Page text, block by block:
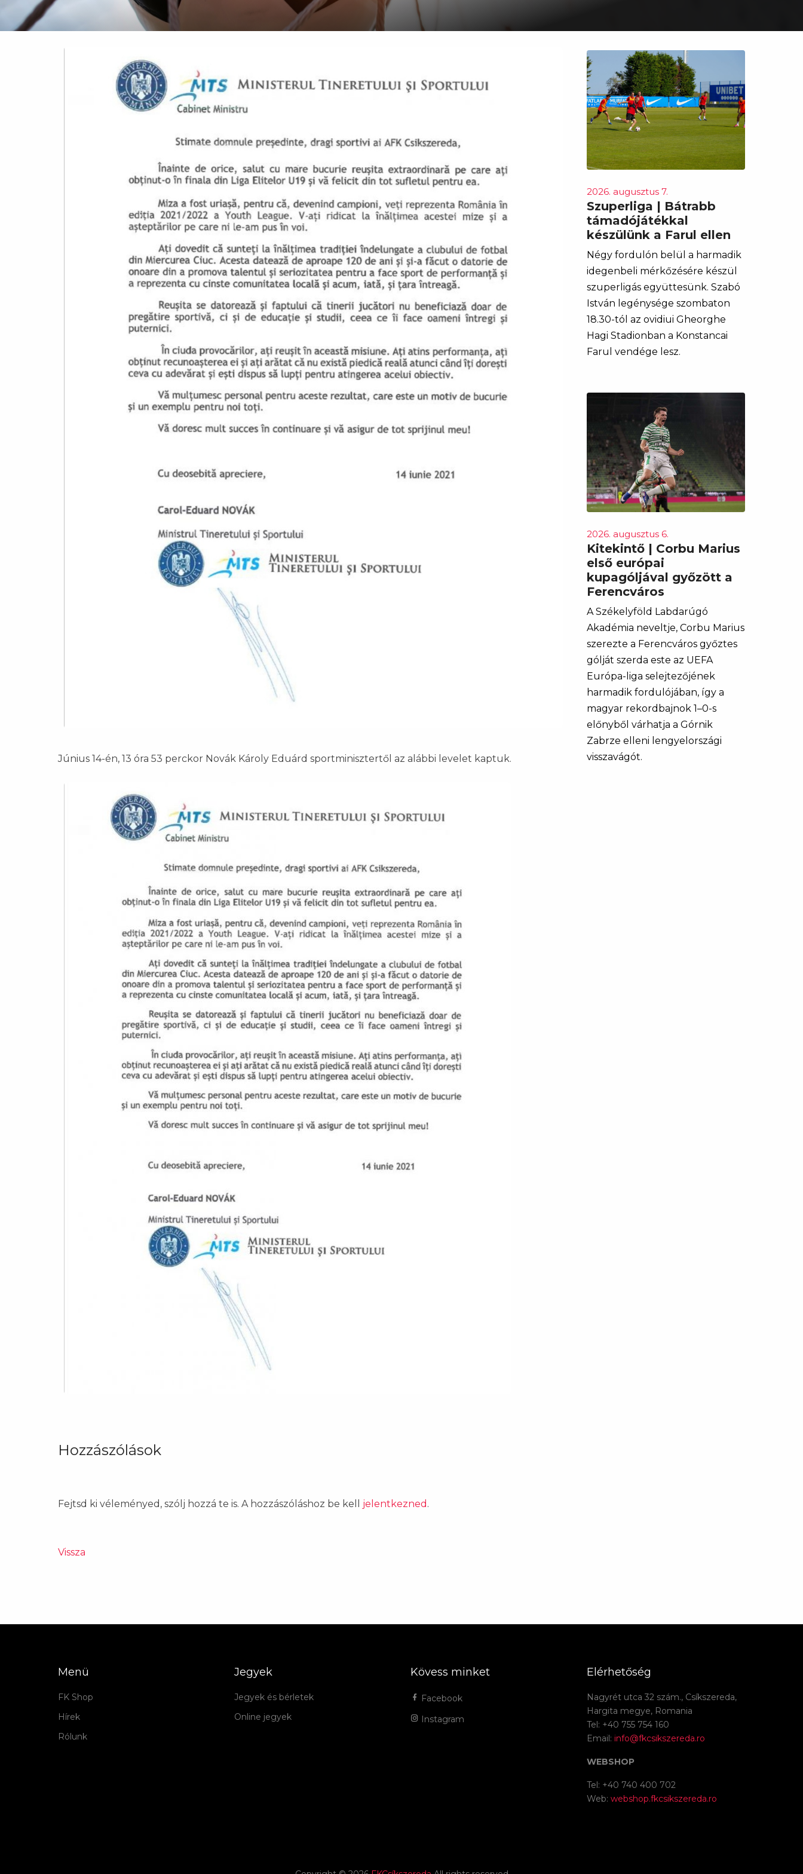
Június 14-én, 13 óra 53 perckor Novák Károly Eduárd sportminisztertől az alábbi levelet kaptuk.
2026. augusztus 7.
Szuperliga | Bátrabb
támadójátékkal
készülünk a Farul ellen
Négy fordulón belül a harmadik
idegenbeli mérkőzésére készül
szuperligás együttesünk. Szabó
István legénysége szombaton
18.30-tól az ovidiui Gheorghe
Hagi Stadionban a Konstancai
Farul vendége lesz.
2026. augusztus 6.
Kitekintő | Corbu Marius
első európai
kupagóljával győzött a
Ferencváros
A Székelyföld Labdarúgó
Akadémia neveltje, Corbu Marius
szerezte a Ferencváros győztes
gólját szerda este az UEFA
Európa-liga selejtezőjének
harmadik fordulójában, így a
magyar rekordbajnok 1–0-s
előnyből várhatja a Górnik
Zabrze elleni lengyelországi
visszavágót.
Hozzászólások
Fejtsd ki véleményed, szólj hozzá te is. A hozzászóláshoz be kell jelentkezned .
Vissza
Menü
FK Shop
Hírek
Rólunk
Jegyek
Jegyek és bérletek
Online jegyek
Kövess minket
Facebook
Instagram
Elérhetőség
Nagyrét utca 32 szám., Csíkszereda,
Hargita megye, Romania
Tel: +40 755 754 160
Email: info@fkcsikszereda.ro
WEBSHOP
Tel: +40 740 400 702
Web: webshop.fkcsikszereda.ro